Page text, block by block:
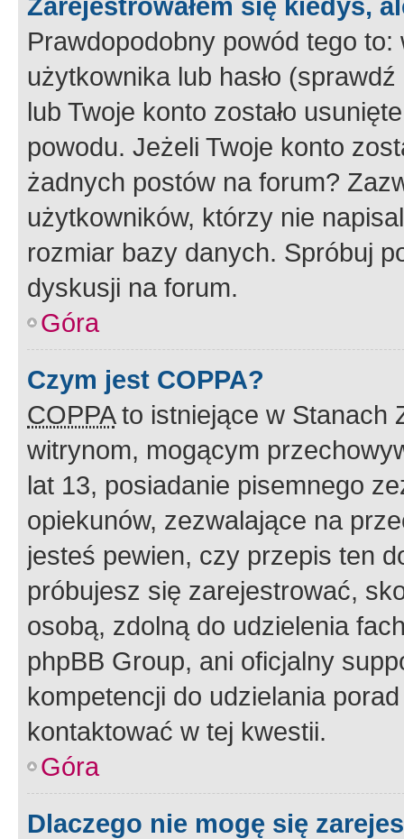
Prawdopodobny powód tego to:
użytkownika lub hasło
lub Twoje konto zostało
powodu. Jeżeli Twoje konto
żadnych postów na forum?
użytkowników, którzy nie
rozmiar bazy danych. Spróbuj
dyskusji na forum.
Góra
Czym jest COPPA?
COPPAto istniejące w Stanach
witrynom, mogącym
lat 13, posiadanie pisemnego
opiekunów, zezwalające na
jesteś pewien, czy przepis ten
próbujesz się zarejestrować,
osobą, zdolną do udzielenia
phpBB Group, ani oficjalny
kompetencji do udzielania
kontaktować w tej kwestii.
Góra
Dlaczego nie mogę się